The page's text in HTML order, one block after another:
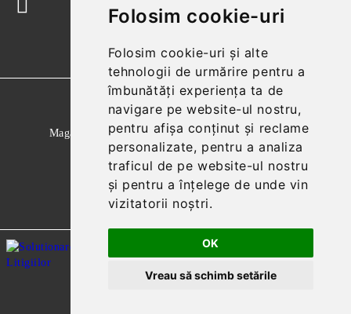
Folosim cookie-uri
Folosim cookie-uri și alte
tehnologii de urmărire pentru a
îmbunătăți experiența ta de
navigare pe website-ul nostru,
pentru afișa conținut și reclame
personalizate, pentru a analiza
traficul de pe website-ul nostru
și pentru a înțelege de unde vin
vizitatorii noștri.
OK
Vreau să schimb setările
Magazinul nostru respecta 100% prevederile GDPR.
Citeste politica de confidentialitate
Informatiile mele personale